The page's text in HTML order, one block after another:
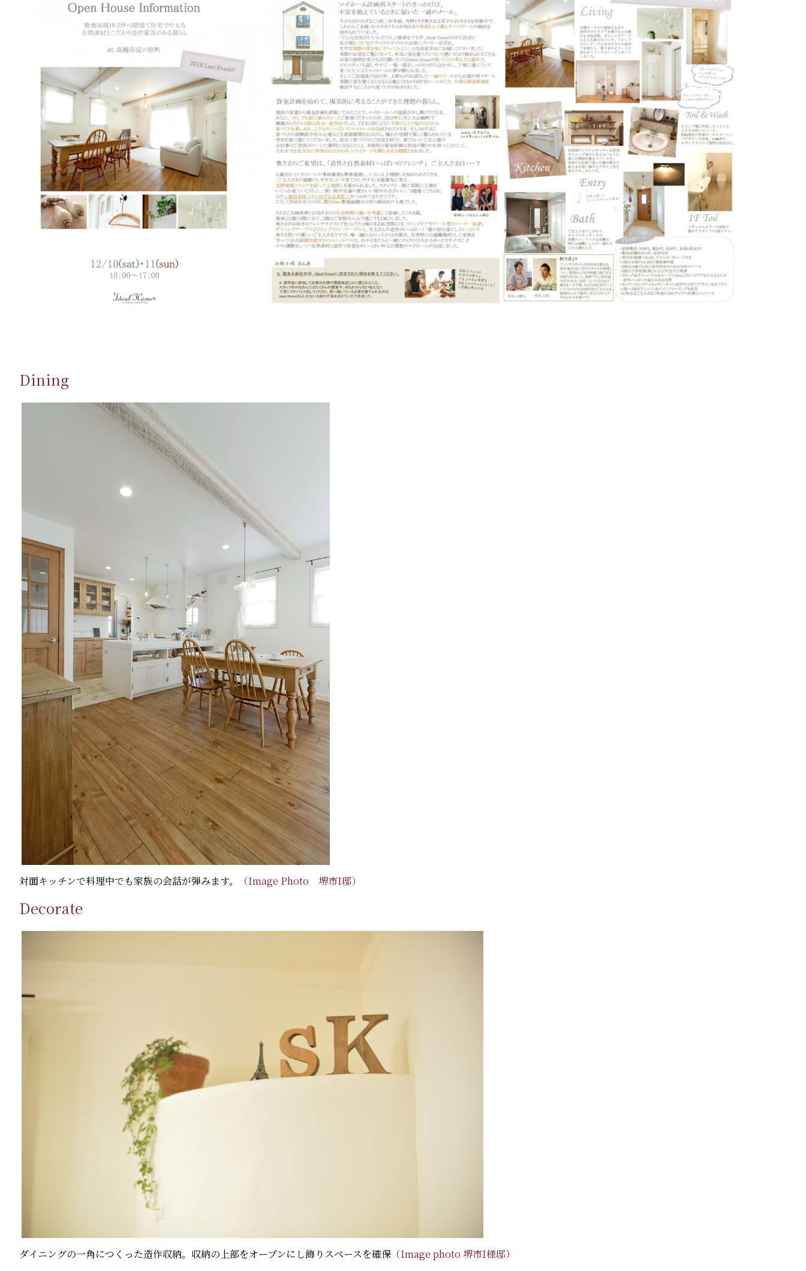
Dining
対面キッチンで料理中でも家族の会話が弾みます。 （Image Photo 堺市I邸）
Decorate
ダイニングの一角につくった造作収納。収納の上部をオープンにし飾りスペースを確保 （Image photo 堺市I様邸）